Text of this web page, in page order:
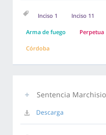
Inciso 1 Inciso 11
Arma de fuego Perpetua
Córdoba
Sentencia Marchisio
Descarga